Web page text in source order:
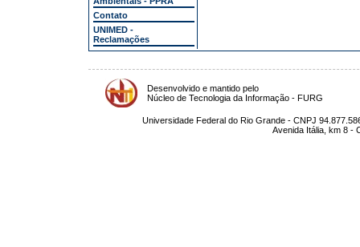
Contato
UNIMED -
Reclamações
Desenvolvido e mantido pelo
Núcleo de Tecnologia da Informação - FURG
Universidade Federal do Rio Grande - CNPJ
Avenida Itália, km 8 -